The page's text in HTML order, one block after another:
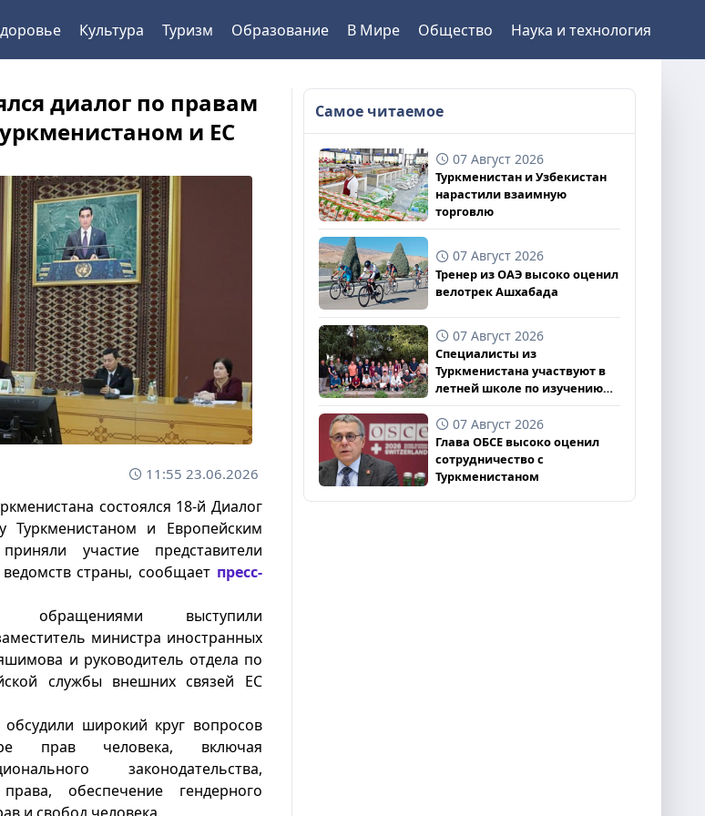
Культура Туризм Образование В Мире Общество Наука и технология
диалог по правам
и ЕС
11:55 23.06.2026
состоялся 18-й Диалог
и Европейским
участие представители
страны, сообщает пресс-
обращениями выступили
министра иностранных
и руководитель отдела по
службы внешних связей ЕС
широкий круг вопросов
прав человека, включая
законодательства,
обеспечение гендерного
Самое читаемое
07 Август 2026
Туркменистан и Узбекистан
нарастили взаимную
торговлю
07 Август 2026
Тренер из ОАЭ высоко оценил
велотрек Ашхабада
07 Август 2026
Специалисты из
Туркменистана участвуют в
летней школе по изучению
ледников
07 Август 2026
Глава ОБСЕ высоко оценил
сотрудничество с
Туркменистаном